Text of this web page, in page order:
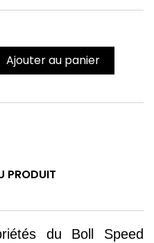
Ajouter au panier
PRODUIT
du Boll Speed